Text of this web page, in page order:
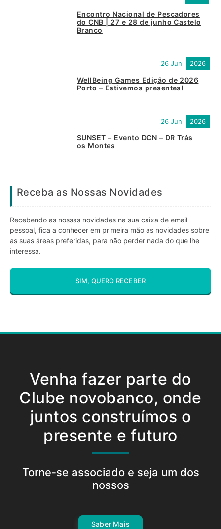
Encontro Nacional de Pescadores
do CNB | 27 e 28 de junho Castelo
Branco
WellBeing Games Edição de 2026
Porto – Estivemos presentes!
26 Jun 2026
SUNSET – Evento DCN – DR Trás
os Montes
26 Jun 2026
Receba as Nossas Novidades
Recebendo as nossas novidades na sua caixa de email
pessoal, fica a conhecer em primeira mão as novidades sobre
as suas áreas preferidas, para não perder nada do que lhe
interessa.
SIM, QUERO RECEBER
Venha fazer parte do
Clube novobanco, onde
juntos construímos o
presente e futuro
Torne-se associado e seja um dos
nossos
Saber Mais